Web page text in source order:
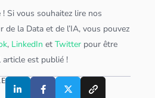
Si vous souhaitez lire nos
de la Data et de l’IA, vous pouvez
, LinkedIn etTwitter pour être
est publié !